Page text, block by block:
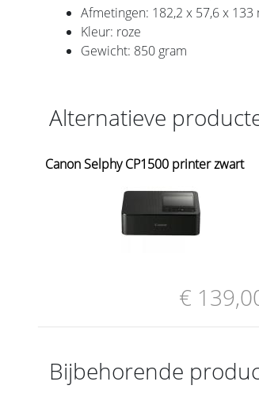
Afmetingen: 182,2 x 57,6 x 133
Kleur: roze
Gewicht: 850 gram
Alternatieve
Canon Selphy CP1500 printer zwart
€
Bijbehorende